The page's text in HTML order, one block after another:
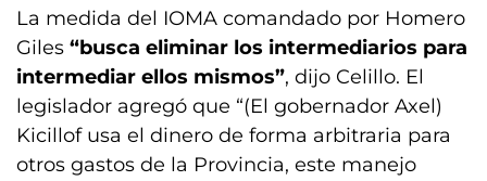
La medida del IOMA comandado por Homero
Giles “busca eliminar los intermediarios para
intermediar ellos mismos”, dijo Celillo. El
legislador agregó que “(El gobernador Axel)
Kicillof usa el dinero de forma arbitraria para
otros gastos de la Provincia, este manejo